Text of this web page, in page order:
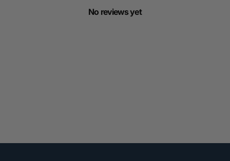
No reviews yet